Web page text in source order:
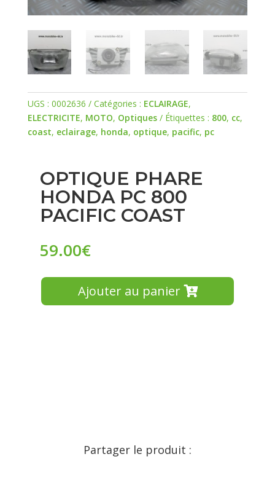
UGS : 0002636 Catégories : ECLAIRAGE,
ELECTRICITE, MOTO, Optiques Étiquettes : 800, cc,
coast, eclairage, honda, optique, pacific, pc
OPTIQUE PHARE
HONDA PC 800
PACIFIC COAST
59.00€
Ajouter au panier
Partager le produit :